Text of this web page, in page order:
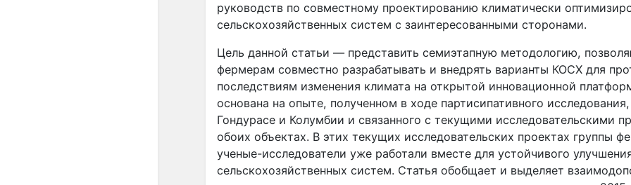
руководств по совместному проектированию климатически
сельскохозяйственных систем с заинтересованными сторонами.
Цель данной статьи — представить семиэтапную методологию,
фермерам совместно разрабатывать и внедрять варианты КОСХ для
последствиям изменения климата на открытой инновационной
основана на опыте, полученном в ходе партисипативного
Гондурасе и Колумбии и связанного с текущими исследовательскими
обоих объектах. В этих текущих исследовательских проектах группы
ученые-исследователи уже работали вместе для устойчивого
сельскохозяйственных систем. Статья обобщает и выделяет